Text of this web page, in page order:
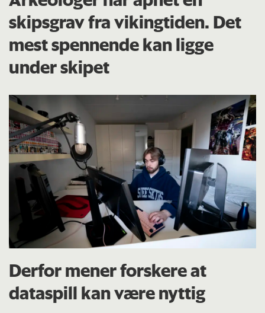
skipsgrav fra vikingtiden. Det
mest spennende kan ligge
under skipet
Derfor mener forskere at
dataspill kan være nyttig